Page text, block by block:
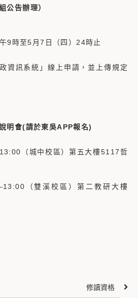
公告辦理）
9時至5月7日（四）24時止
資訊系統」線上申請，並上傳規定
明會(請於東吳APP報名)
（城中校區）第五大樓5117哲
（雙溪校區）第二教研大樓
修讀資格